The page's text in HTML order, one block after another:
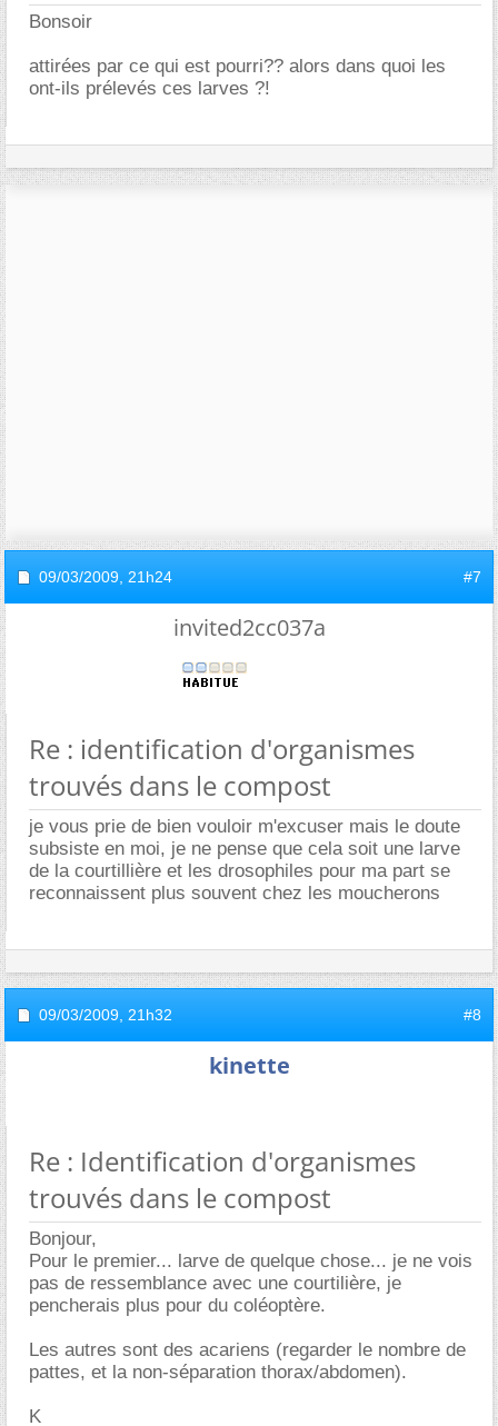
Bonsoir
attirées par ce qui est pourri?? alors dans quoi les
ont-ils prélevés ces larves ?!
09/03/2009, 21h24 #7
invited2cc037a
Re : identification d'organismes
trouvés dans le compost
je vous prie de bien vouloir m'excuser mais le doute
subsiste en moi, je ne pense que cela soit une larve
de la courtillière et les drosophiles pour ma part se
reconnaissent plus souvent chez les moucherons
09/03/2009, 21h32 #8
kinette
Re : Identification d'organismes
trouvés dans le compost
Bonjour,
Pour le premier... larve de quelque chose... je ne vois
pas de ressemblance avec une courtilière, je
pencherais plus pour du coléoptère.
Les autres sont des acariens (regarder le nombre de
pattes, et la non-séparation thorax/abdomen).
K